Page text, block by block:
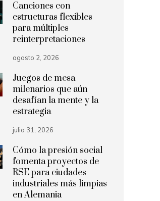
Canciones con
estructuras flexibles
para múltiples
reinterpretaciones
agosto 2, 2026
Juegos de mesa
milenarios que aún
desafían la mente y la
estrategia
julio 31, 2026
Cómo la presión social
fomenta proyectos de
RSE para ciudades
industriales más limpias
en Alemania